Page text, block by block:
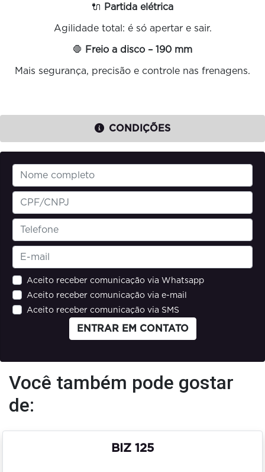
🔌 Partida elétrica
Agilidade total: é só apertar e sair.
🛑 Freio a disco – 190 mm
Mais segurança, precisão e controle nas frenagens.
CONDIÇÕES
Aceito receber comunicação via Whatsapp
Aceito receber comunicação via e-mail
Aceito receber comunicação via SMS
ENTRAR EM CONTATO
Você também pode gostar
de:
BIZ 125